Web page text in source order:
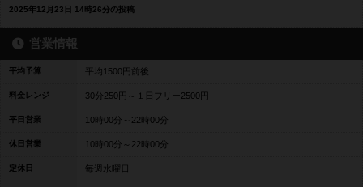
2025年12月23日 14時26分の投稿
営業情報
平均予算 平均1500円前後
料金レンジ 30分250円～１日フリー2500円
平日営業 10時00分～22時00分
休日営業 10時00分～22時00分
定休日 毎週水曜日